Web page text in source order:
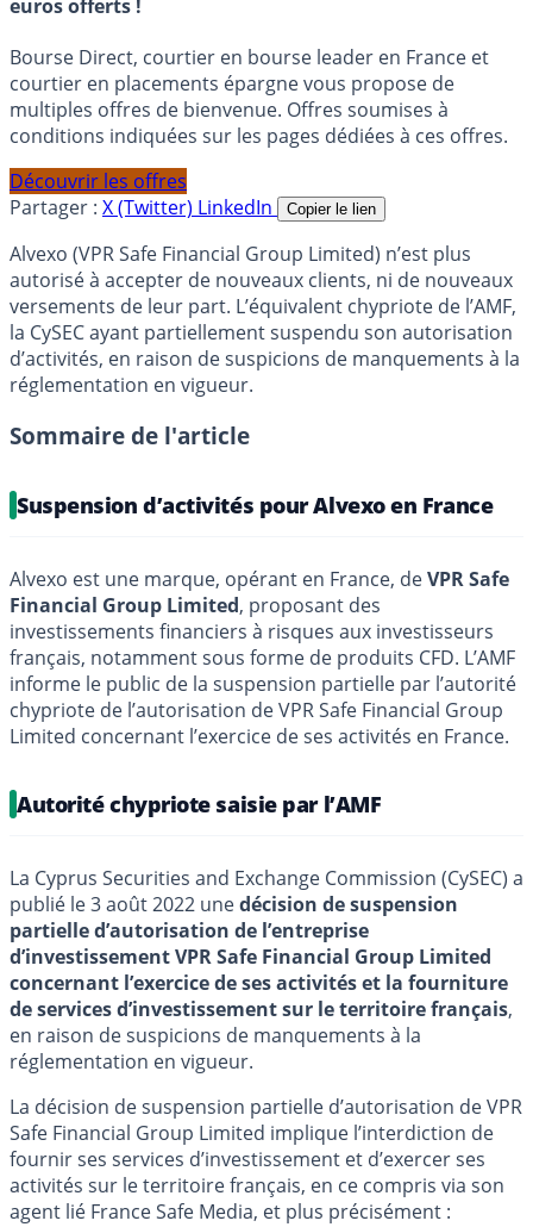
euros offerts !
Bourse Direct, courtier en bourse leader en France et
courtier en placements épargne vous propose de
multiples offres de bienvenue. Offres soumises à
conditions indiquées sur les pages dédiées à ces offres.
Découvrir les offres
Partager : X (Twitter) LinkedIn Copier le lien
Alvexo (VPR Safe Financial Group Limited) n’est plus
autorisé à accepter de nouveaux clients, ni de nouveaux
versements de leur part. L’équivalent chypriote de l’AMF,
la CySEC ayant partiellement suspendu son autorisation
d’activités, en raison de suspicions de manquements à la
réglementation en vigueur.
Sommaire de l'article
Suspension d’activités pour Alvexo en France
Alvexo est une marque, opérant en France, deVPR Safe
Financial Group Limited, proposant des
investissements financiers à risques aux investisseurs
français, notamment sous forme de produits CFD. L’AMF
informe le public de la suspension partielle par l’autorité
chypriote de l’autorisation de VPR Safe Financial Group
Limited concernant l’exercice de ses activités en France.
Autorité chypriote saisie par l’AMF
La Cyprus Securities and Exchange Commission (CySEC) a
publié le 3 août 2022 unedécision de suspension
partielle d’autorisation de l’entreprise
d’investissement VPR Safe Financial Group Limited
concernant l’exercice de ses activités et la fourniture
de services d’investissement sur le territoire français,
en raison de suspicions de manquements à la
réglementation en vigueur.
La décision de suspension partielle d’autorisation de VPR
Safe Financial Group Limited implique l’interdiction de
fournir ses services d’investissement et d’exercer ses
activités sur le territoire français, en ce compris via son
agent lié France Safe Media, et plus précisément :